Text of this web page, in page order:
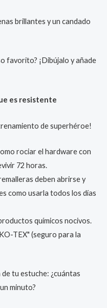
brillantes y un candado
favorito? ¡Dibújalo y añade
es resistente
de superhéroe!
rociar el hardware con
72 horas.
deben abrirse y
como usarla todos los días
químicos nocivos.
TEX" (seguro para la
tu estuche: ¿cuántas
minuto?